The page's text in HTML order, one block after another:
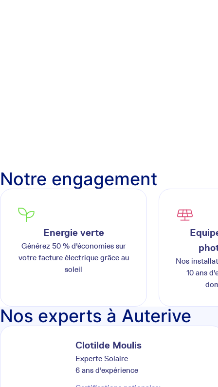
Notre engagement
Energie verte
Générez 50 % d'économies sur
votre facture électrique grâce au
soleil
Nos
10 ans
Nos experts à Auterive
Clotilde Moulis
Experte Solaire
6 ans d'expérience